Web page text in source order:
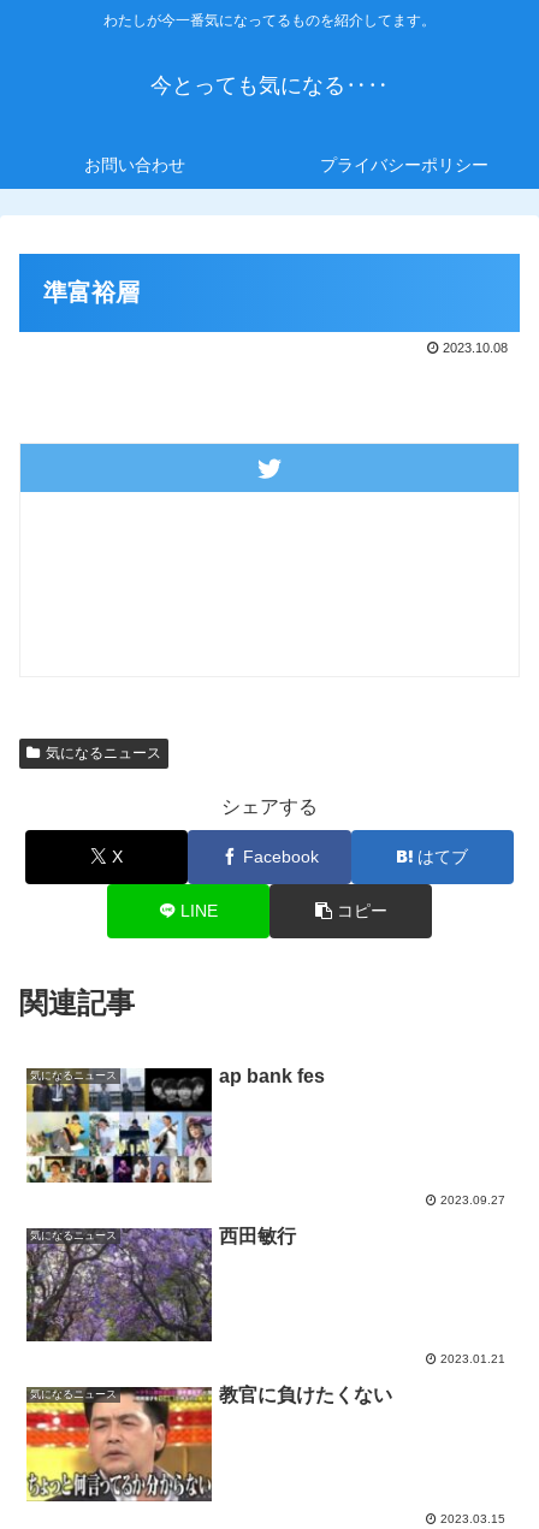
わたしが今一番気になってるものを紹介してます。
今とっても気になる‥‥
お問い合わせ プライバシーポリシー
準富裕層
2023.10.08
気になるニュース
シェアする
X Facebook はてブ
LINE コピー
関連記事
気になるニュース ap bank fes
2023.09.27
気になるニュース 西田敏行
2023.01.21
気になるニュース 教官に負けたくない
2023.03.15